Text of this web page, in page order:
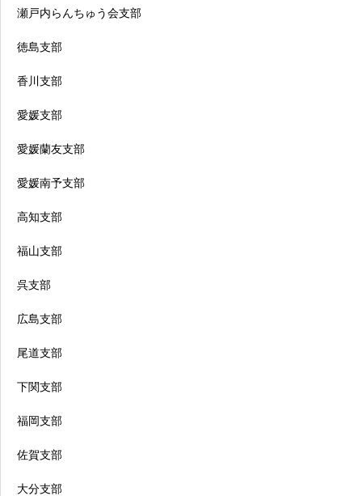
瀬戸内らんちゅう会支部
徳島支部
香川支部
愛媛支部
愛媛蘭友支部
愛媛南予支部
高知支部
福山支部
呉支部
広島支部
尾道支部
下関支部
福岡支部
佐賀支部
大分支部